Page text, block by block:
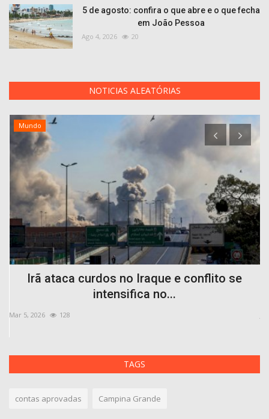
5 de agosto: confira o que abre e o que fecha
em João Pessoa
Ago 4, 2026 20
NOTICIAS ALEATÓRIAS
Mundo
Irã ataca curdos no Iraque e conflito se
intensifica no...
Mar 5, 2026 128
TAGS
contas aprovadas Campina Grande